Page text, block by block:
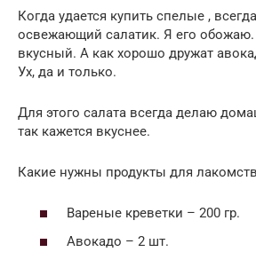
Когда удается купить спелые ,
освежающий салатик. Я его обожаю.
вкусный. А как хорошо дружат
Ух, да и только.
Для этого салата всегда делаю
так кажется вкуснее.
Какие нужны продукты для
Вареные креветки – 200 гр.
Авокадо – 2 шт.